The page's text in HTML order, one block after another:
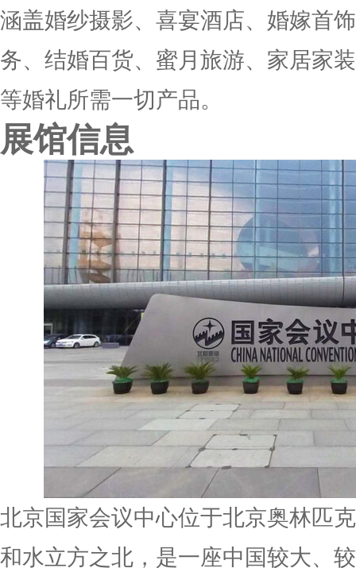
涵盖婚纱摄影、喜宴酒店、婚嫁首
务、结婚百货、蜜月旅游、家居家
等婚礼所需一切产品。
展馆信息
北京国家会议中心位于北京奥林匹
和水立方之北，是一座中国较大、